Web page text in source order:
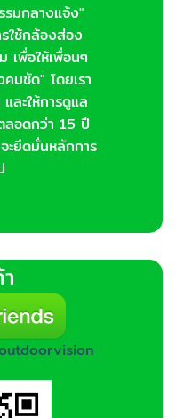
รมกลางแจ้ง"
ใช้กล้องส่อง
เพื่อให้เพื่อนๆ
มชัด" โดยเรา
ละให้การดูแล
ลอดกว่า 15 ปี
ะยึดมั่นหลักการ